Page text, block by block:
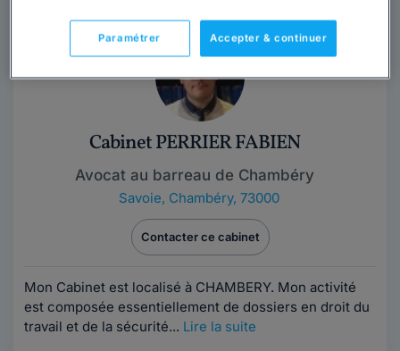
Cabinet PERRIER FABIEN
Avocat au barreau de Chambéry
Savoie, Chambéry, 73000
Contacter ce cabinet
Mon Cabinet est localisé à CHAMBERY. Mon activité
est composée essentiellement de dossiers en droit du
travail et de la sécurité... Lire la suite
Accepter & continuer
Paramétrer